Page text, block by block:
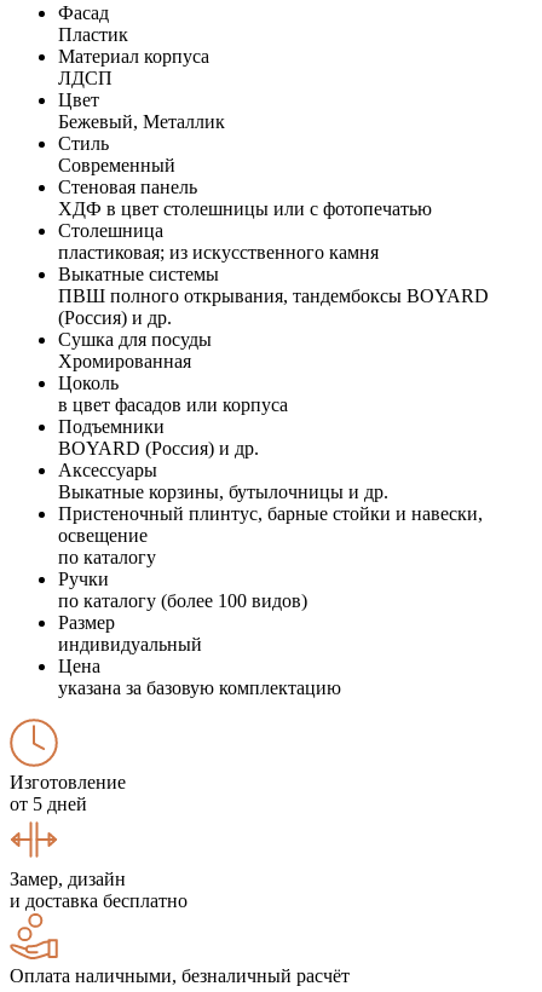
Фасад
Пластик
Материал корпуса
ЛДСП
Цвет
Бежевый, Металлик
Стиль
Современный
Стеновая панель
ХДФ в цвет столешницы или с фотопечатью
Столешница
пластиковая; из искусственного камня
Выкатные системы
ПВШ полного открывания, тандембоксы BOYARD
(Россия) и др.
Сушка для посуды
Хромированная
Цоколь
в цвет фасадов или корпуса
Подъемники
BOYARD (Россия) и др.
Аксессуары
Выкатные корзины, бутылочницы и др.
Пристеночный плинтус, барные стойки и навески,
освещение
по каталогу
Ручки
по каталогу (более 100 видов)
Размер
индивидуальный
Цена
указана за базовую комплектацию
Изготовление
от 5 дней
Замер, дизайн
и доставка бесплатно
Оплата наличными, безналичный расчёт